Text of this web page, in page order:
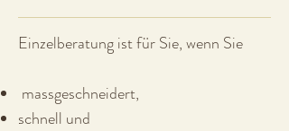
Einzelberatung ist für Sie, wenn Sie
massgeschneidert,
schnell und